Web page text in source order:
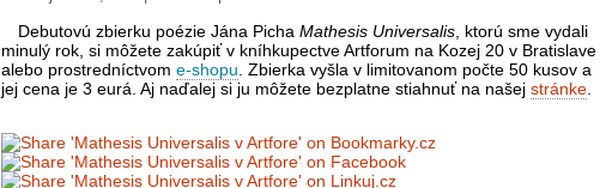
Debutovú zbierku poézie Jána PichaMathesis Universalis , ktorú sme vydali
minulý rok, si môžete zakúpiť v kníhkupectve Artforum na Kozej 20 v Bratislave
alebo prostredníctvom e-shopu . Zbierka vyšla v limitovanom počte 50 kusov a
jej cena je 3 eurá. Aj naďalej si ju môžete bezplatne stiahnuť na našej stránke